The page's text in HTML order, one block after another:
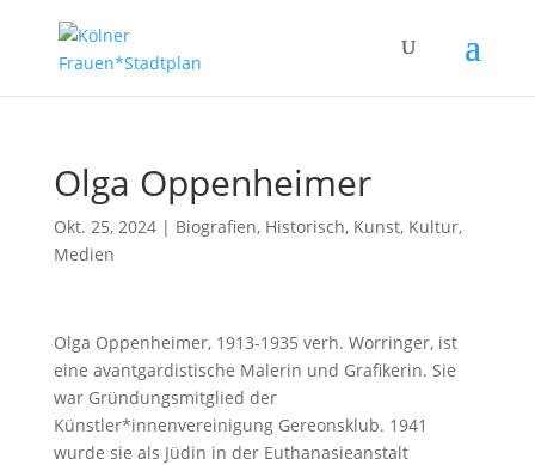
Olga Oppenheimer
Okt. 25, 2024| Biografien, Historisch, Kunst, Kultur,
Medien
Olga Oppenheimer, 1913-1935 verh. Worringer, ist
eine avantgardistische Malerin und Grafikerin. Sie
war Gründungsmitglied der
Künstler*innenvereinigung Gereonsklub. 1941
wurde sie als Jüdin in der Euthanasieanstalt